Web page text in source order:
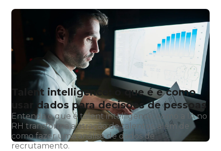
Talent intelligence: o que é e como
usar dados para decisões de pessoas
Entenda o que é talent intelligence, como a IA no
RH transforma a atração de talentos, além de
como fazer uma análise de dados de
recrutamento.